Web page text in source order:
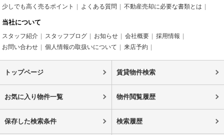
少しでも高く売るポイント
よくある質問 不動産売却に必要な書類とは
当社について
スタッフ紹介 スタッフブログ お知らせ 会社概要
採用情報
お問い合わせ
個人情報の取扱いについて 来店予約
トップページ 賃貸物件検索
お気に入り物件一覧 物件閲覧履歴
保存した検索条件 検索履歴